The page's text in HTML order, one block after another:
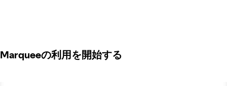
Marqueeの利用を開始する